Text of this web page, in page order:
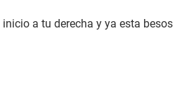
a tu derecha y ya esta besos